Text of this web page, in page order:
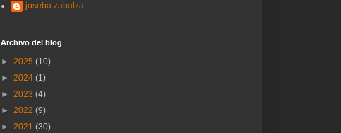
joseba zabalza
Archivo del blog
► 2025 (10)
► 2024 (1)
► 2023 (4)
► 2022 (9)
► 2021 (30)